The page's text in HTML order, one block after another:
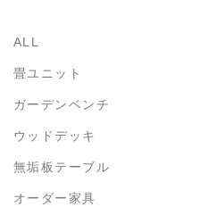
ALL
畳ユニット
ガーデンベンチ
ウッドデッキ
無垢板テーブル
オーダー家具